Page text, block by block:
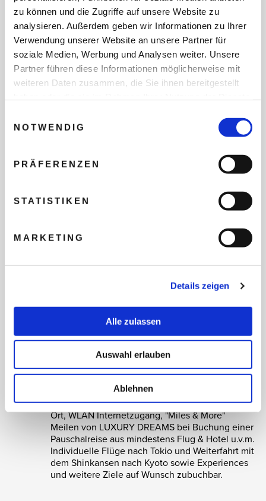
zu können und die Zugriffe auf unsere Website zu
analysieren. Außerdem geben wir Informationen zu Ihrer
Verwendung unserer Website an unsere Partner für
soziale Medien, Werbung und Analysen weiter. Unsere
Partner führen diese Informationen möglicherweise mit
weiteren Daten zusammen, die Sie ihnen bereitgestellt
NOTWENDIG
PRÄFERENZEN
STATISTIKEN
MARKETING
Details zeigen
Alle zulassen
Auswahl erlauben
Ablehnen
Six Senses Kyoto
Das Haus versteht sich als zeitgenössische Interpretation
eines Zen-Klostergartens, in dem biophiles Design und
bilden. Die Identität ist geprägt von einer tiefen Verbindung
Das Resort integriert eine eigene Alchemy Bar, in
Kräutern und Blüten der Saison selbst herstellen.
SPECIAL OFFER: 3 Nächte bleiben = 2 Nächte
zahlen /ab 1.050,00 € p.P. / 3 Nächte vor Ort
Reisetermine: ab sofort, z.B. 25. - 28. September
2026
pro Zimmer, Early Check-In / Late Check-Out
(nach Verfügbarkeit vor Ort), VIP-Status vor
Ort, WLAN Internetzugang, "Miles & More"
Meilen von LUXURY DREAMS bei Buchung einer
Pauschalreise aus mindestens Flug & Hotel u.v.m.
Individuelle Flüge nach Tokio und Weiterfahrt mit
dem Shinkansen nach Kyoto sowie Experiences
und weitere Ziele auf Wunsch zubuchbar.